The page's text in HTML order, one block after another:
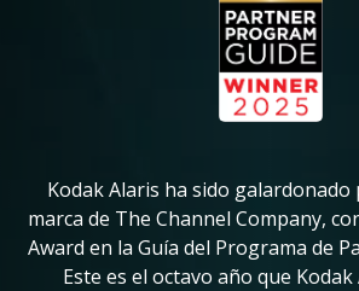
Kodak Alaris ha sido
marca de The Channel Company,
Award en la Guía del Programa de
Este es el octavo año que